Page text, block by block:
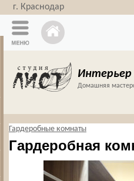
г. Краснодар
Интерьер
Домашняя
Гардеробные комнаты
Гардеробная